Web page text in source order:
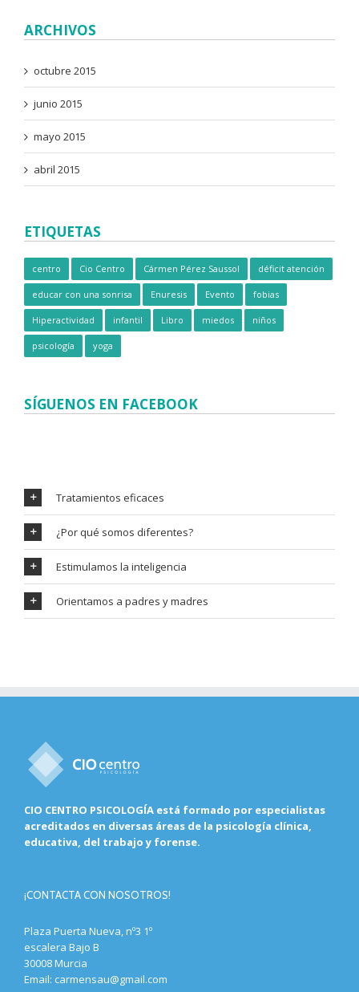
ARCHIVOS
octubre 2015
junio 2015
mayo 2015
abril 2015
ETIQUETAS
centro Cio Centro Cármen Pérez Saussol déficit atención
educar con una sonrisa Enuresis Evento fobias
Hiperactividad infantil Libro miedos niños
psicología yoga
SÍGUENOS EN FACEBOOK
Tratamientos eficaces
¿Por qué somos diferentes?
Estimulamos la inteligencia
Orientamos a padres y madres
CIO CENTRO PSICOLOGÍA está formado por especialistas
acreditados en diversas áreas de la psicología clínica,
educativa, del trabajo y forense.
¡CONTACTA CON NOSOTROS!
Plaza Puerta Nueva, nº3 1º
escalera Bajo B
30008 Murcia
Email: carmensau@gmail.com